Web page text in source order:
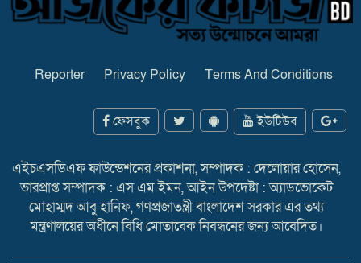
Reporter Privacy Policy Terms And Conditions
ফেসবুক ইউটিউব
এইচএসডিএফ ফাউন্ডেশনের প্রকাশনা, সম্পাদক : দেলোয়ার হোসেন,
ভারপ্রাপ্ত সম্পাদক : এস এম ইমন, আইন উপদেষ্টা : অ্যাডভোকেট
মোহাম্মদ আবু হানিফ, গণপ্রজাতন্ত্রী বাংলাদেশ সরকার এর তথ্য
মন্ত্রণালয়ের অধীনে বিধি মোতাবেক নিবন্ধনের জন্য আবেদিত।